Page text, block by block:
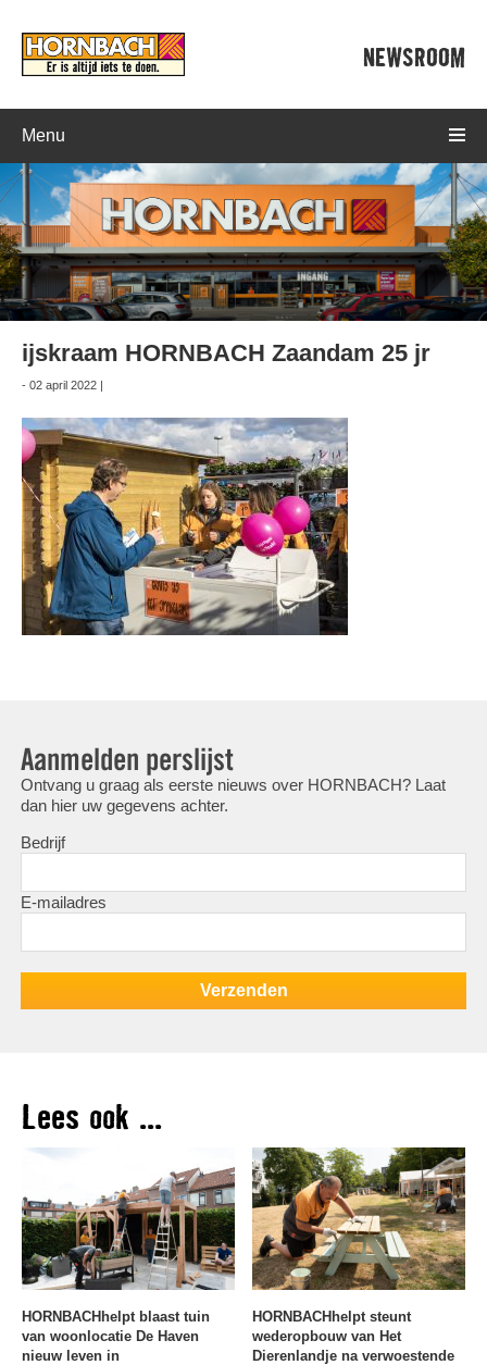
NEWSROOM
Menu
ijskraam HORNBACH Zaandam 25 jr
- 02 april 2022 |
Aanmelden perslijst
Ontvang u graag als eerste nieuws over HORNBACH? Laat
dan hier uw gegevens achter.
Bedrijf
E-mailadres
Lees ook ...
HORNBACHhelpt blaast tuin
van woonlocatie De Haven
nieuw leven in
HORNBACHhelpt steunt
wederopbouw van Het
Dierenlandje na verwoestende